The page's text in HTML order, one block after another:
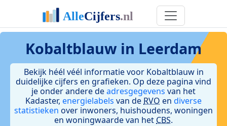
Kobaltblauw in Leerdam
Bekijk héél véél informatie voor Kobaltblauw in
duidelijke cijfers en grafieken. Op deze pagina vind
je onder andere deadresgegevens van het
Kadaster, energielabels van de RVO en diverse
statistieken over inwoners, huishoudens, woningen
en woningwaarde van het CBS.